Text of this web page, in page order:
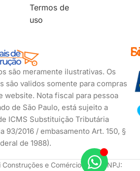
Termos de
uso
são meramente ilustrativas. Os
são validos somente para compras
website. Nota fiscal para pessoa
de São Paulo, está sujeito a
ICMS Substituição Tributária
93/2016 / embasamento Art. 150, §
de 1988).
e Comércio Ltda. CNPJ: